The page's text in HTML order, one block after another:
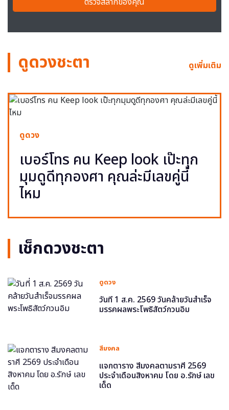
ดูดวงชะตา ดูเพิ่มเติม
ดูดวง
เบอร์โทร คน Keep look เป๊ะทุก
มุมดูดีทุกองศา คุณล่ะมีเลขคู่นี้
ไหม
เช็กดวงชะตา
ดูดวง
วันที่ 1 ส.ค. 2569 วันคล้ายวันสำเร็จ
มรรคผลพระโพธิสัตว์กวนอิม
สีมงคล
แจกตาราง สีมงคลตามราศี 2569
ประจำเดือนสิงหาคม โดย อ.รักษ์ เลข
เด็ด